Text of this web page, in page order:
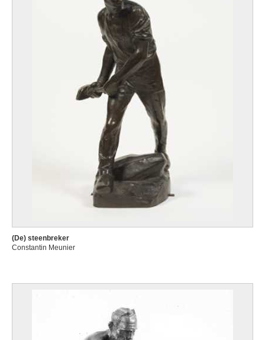
(De) steenbreker
Constantin Meunier